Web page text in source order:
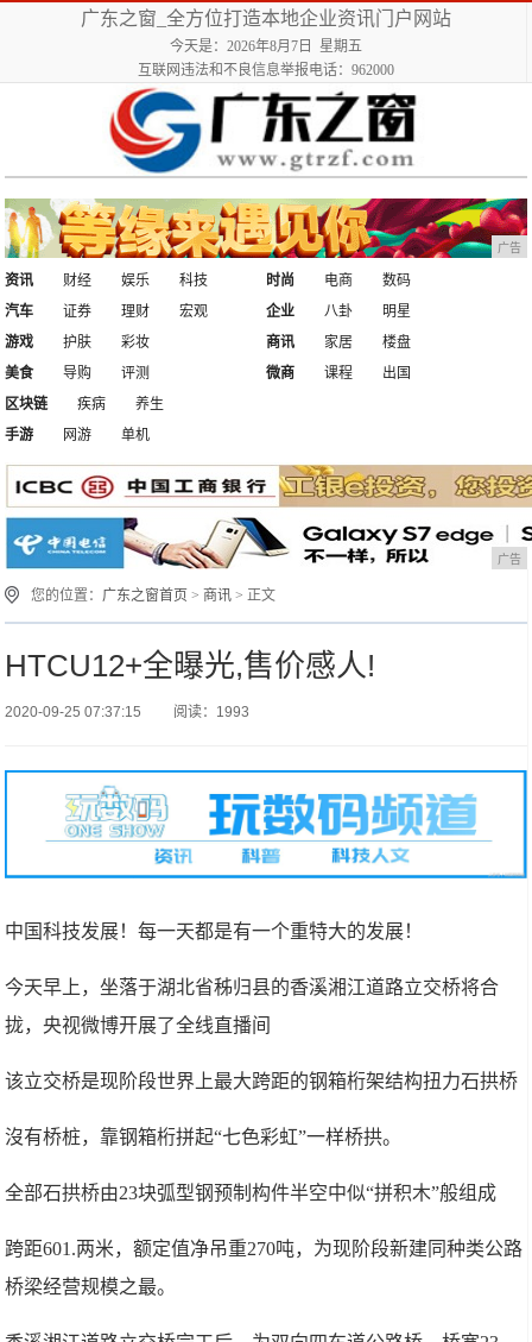
广东之窗_全方位打造本地企业资讯门户网站
今天是：2026年8月7日 星期五
互联网违法和不良信息举报电话：962000
广告
资讯 财经 娱乐
科技
汽车
证券 理财 宏观
时尚 电商
数码
企业
八卦
明星
游戏
护肤
彩妆
美食
导购 评测
商讯 家居
楼盘
微商
课程
出国
区块链
疾病
养生
手游
网游 单机
广告
您的位置： 广东之窗首页 > 商讯 > 正文
HTCU12+全曝光,售价感人!
2020-09-25 07:37:15 阅读：1993
中国科技发展！每一天都是有一个重特大的发展！
今天早上，坐落于湖北省秭归县的香溪湘江道路立交桥将合
拢，央视微博开展了全线直播间
该立交桥是现阶段世界上最大跨距的钢箱桁架结构扭力石拱桥
沒有桥桩，靠钢箱桁拼起“七色彩虹”一样桥拱。
全部石拱桥由23块弧型钢预制构件半空中似“拼积木”般组成
跨距601.两米，额定值净吊重270吨，为现阶段新建同种类公路
桥梁经营规模之最。